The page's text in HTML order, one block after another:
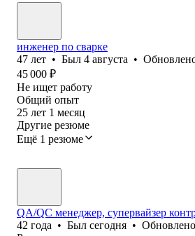
инженер по сварке
47 лет • Был 4 августа •
45 000 ₽
Не ищет работу
Общий опыт
25 лет 1 месяц
Другие резюме
Ещё 1 резюме
QA/QC менеджер, супервайзер
42 года • Был сегодня • Обновлено